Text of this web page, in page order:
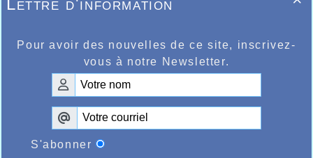
Lettre d'information
Pour avoir des nouvelles de ce site, inscrivez-
vous à notre Newsletter.
S'abonner